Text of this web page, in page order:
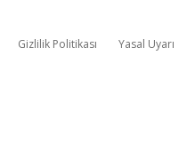
Gizlilik Politikası Yasal Uyarı